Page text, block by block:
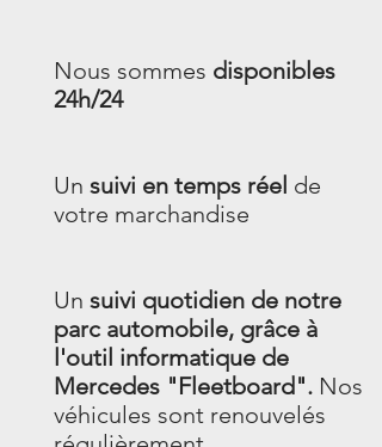
Nous sommes disponibles
24h/24
Un suivi en temps réel de
votre marchandise
Un suivi quotidien de notre
parc automobile, grâce à
l'outil informatique de
Mercedes "Fleetboard". Nos
véhicules sont renouvelés